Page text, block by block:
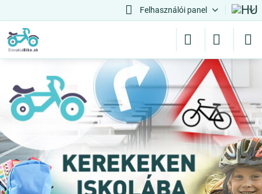
Felhasználói panel